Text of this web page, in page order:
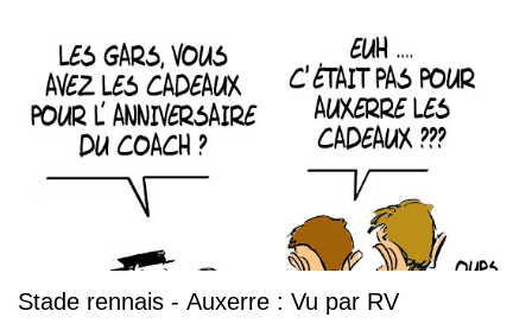
Stade rennais - Auxerre : Vu par RV